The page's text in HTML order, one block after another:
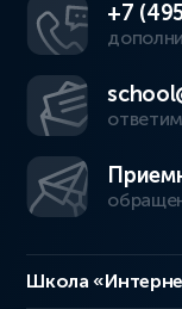
+7
Школа